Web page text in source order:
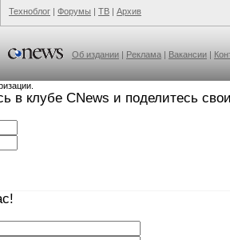
Техноблог | Форумы | ТВ | Архив
Об издании | Реклама | Вакансии |
в клубе CNews и поделитесь